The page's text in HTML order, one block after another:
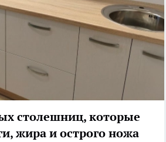
столешниц, которые
жира и острого ножа